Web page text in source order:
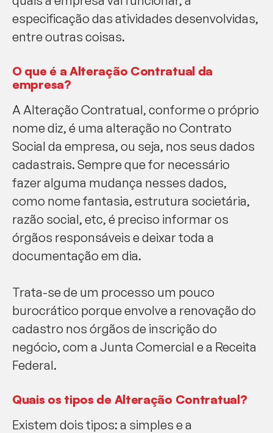
especificação das atividades desenvolvidas,
entre outras coisas.
O que é a Alteração Contratual da
empresa?
A Alteração Contratual, conforme o próprio
nome diz, é uma alteração no Contrato
Social da empresa, ou seja, nos seus dados
cadastrais. Sempre que for necessário
fazer alguma mudança nesses dados,
como nome fantasia, estrutura societária,
razão social, etc, é preciso informar os
órgãos responsáveis e deixar toda a
documentação em dia.
Trata-se de um processo um pouco
burocrático porque envolve a renovação do
cadastro nos órgãos de inscrição do
negócio, com a Junta Comercial e a Receita
Federal.
Quais os tipos de Alteração Contratual?
Existem dois tipos: a simples e a